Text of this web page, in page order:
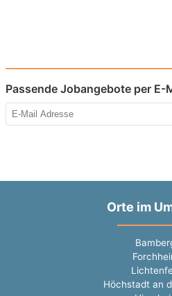
Passende Jobangebote per E-
Orte im
Höchstadt an